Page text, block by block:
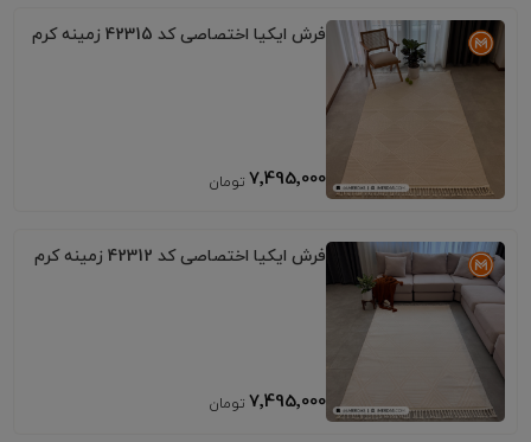
فرش ایکیا اختصاصی کد 42315 زمینه کرم
7٬495٬000
فرش ایکیا اختصاصی کد 42312 زمینه کرم
7٬495٬000